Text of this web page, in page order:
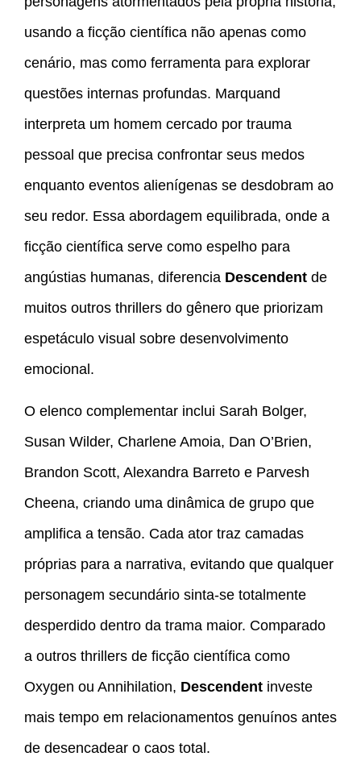
usando a ficção científica não apenas como
cenário, mas como ferramenta para explorar
questões internas profundas. Marquand
interpreta um homem cercado por trauma
pessoal que precisa confrontar seus medos
enquanto eventos alienígenas se desdobram ao
seu redor. Essa abordagem equilibrada, onde a
ficção científica serve como espelho para
angústias humanas, diferencia Descendent de
muitos outros thrillers do gênero que priorizam
espetáculo visual sobre desenvolvimento
emocional.
O elenco complementar inclui Sarah Bolger,
Susan Wilder, Charlene Amoia, Dan O’Brien,
Brandon Scott, Alexandra Barreto e Parvesh
Cheena, criando uma dinâmica de grupo que
amplifica a tensão. Cada ator traz camadas
próprias para a narrativa, evitando que qualquer
personagem secundário sinta-se totalmente
desperdido dentro da trama maior. Comparado
a outros thrillers de ficção científica como
Oxygen ou Annihilation, Descendent investe
mais tempo em relacionamentos genuínos antes
de desencadear o caos total.